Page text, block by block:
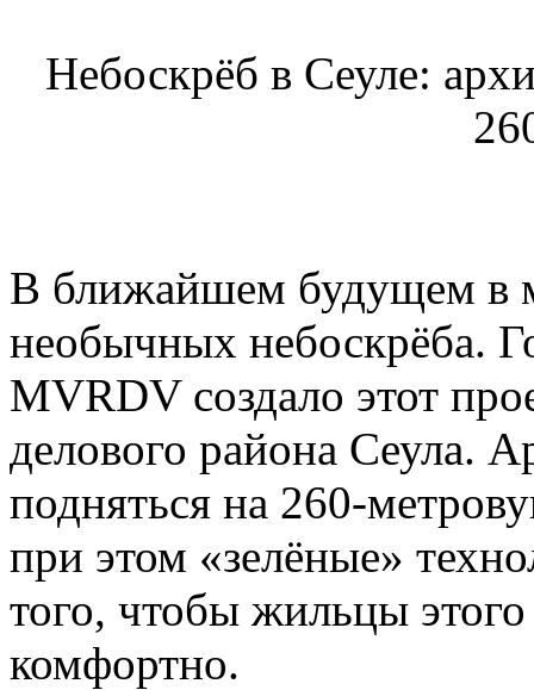
Небоскрёб в Сеуле:
В ближайшем будущем в
необычных небоскрёба.
MVRDV создало этот
делового района Сеула.
подняться на 260-
при этом «зелёные»
того, чтобы жильцы этого
комфортно.